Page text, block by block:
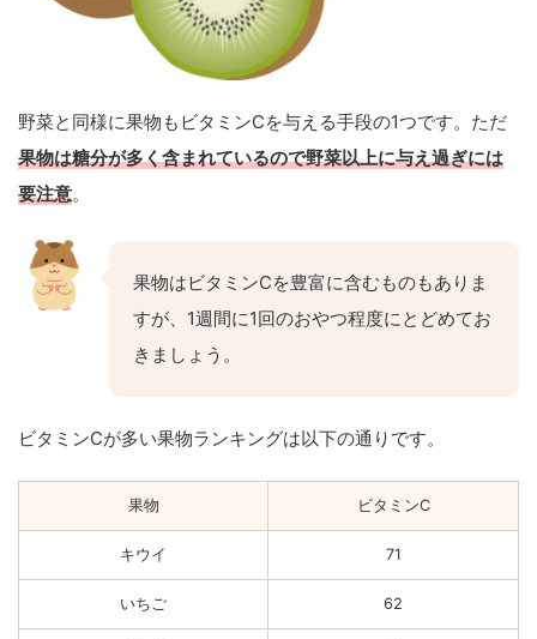
野菜と同様に果物もビタミンCを与える手段の1つです。ただ
果物は糖分が多く含まれているので野菜以上に与え過ぎには
要注意。
果物はビタミンCを豊富に含むものもありま
すが、1週間に1回のおやつ程度にとどめてお
きましょう。
ビタミンCが多い果物ランキングは以下の通りです。
果物 ビタミンC
キウイ 71
いちご 62